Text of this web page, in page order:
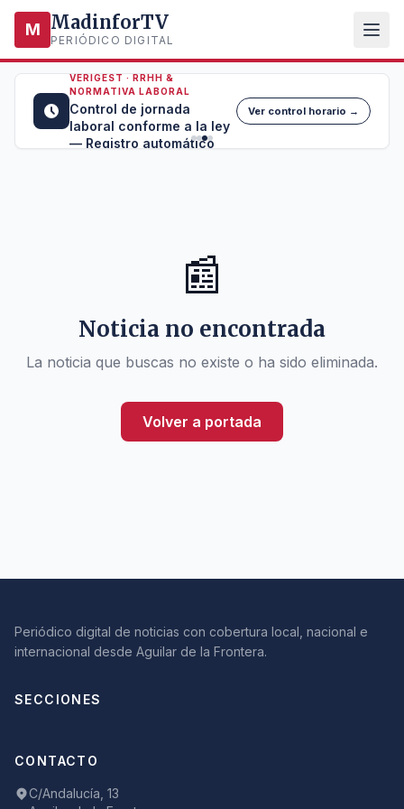
M MadinforTV
PERIÓDICO DIGITAL
VERIGEST · RRHH &
NORMATIVA LABORAL
Control de jornada
laboral conforme a la ley
— Registro automático
Ver control horario →
📰
Noticia no encontrada
La noticia que buscas no existe o ha sido eliminada.
Volver a portada
Periódico digital de noticias con cobertura local, nacional e
internacional desde Aguilar de la Frontera.
SECCIONES
CONTACTO
C/Andalucía, 13